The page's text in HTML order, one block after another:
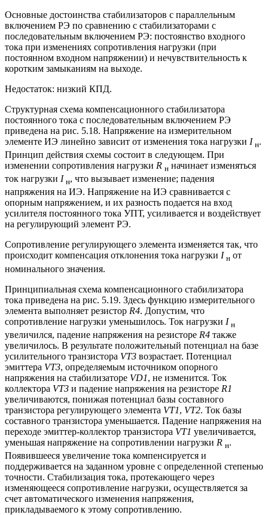
Основные достоинства стабилизаторов с параллельным
включением РЭ по сравнению с стабилизаторами с
последовательным включением РЭ: постоянство входного
тока при изменениях сопротивления нагрузки (при
постоянном входном напряжении) и нечувствительность к
коротким замыканиям на выходе.
Недостаток: низкий КПД.
Структурная схема компенсационного стабилизатора
постоянного тока с последовательным включением РЭ
приведена на рис. 5.18. Напряжение на измерительном
элементе ИЭ линейно зависит от изменения тока нагрузки I н.
Принцип действия схемы состоит в следующем. При
изменении сопротивления нагрузки R н начинает изменяться
ток нагрузки I н, что вызывает изменение; падения
напряжения на ИЭ. Напряжение на ИЭ сравнивается с
опорным напряжением, и их разность подается на вход
усилителя постоянного тока УПТ, усиливается и воздействует
на регулирующий элемент РЭ.
Сопротивление регулирующего элемента изменяется так, что
происходит компенсация отклонения тока нагрузки I н от
номинального значения.
Принципиальная схема компенсационного стабилизатора
тока приведена на рис. 5.19. Здесь функцию измерительного
элемента выполняет резистор R4. Допустим, что
сопротивление нагрузки уменьшилось. Ток нагрузки I н
увеличился, падение напряжения на резисторе R4 также
увеличилось. В результате положительный потенциал на базе
усилительного транзистора VT3 возрастает. Потенциал
эмиттера VT3, определяемым источником опорного
напряжения на стабилизаторе VD1, не изменится. Ток
коллектора VT3 и падение напряжения на резисторе R1
увеличиваются, понижая потенциал базы составного
транзистора регулирующего элемента VT1, VT2. Ток базы
составного транзистора уменьшается. Падение напряжения на
переходе эмиттер-коллектор транзистора VT1 увеличивается,
уменьшая напряжение на сопротивлении нагрузки R н.
Появившееся увеличение тока компенсируется и
поддерживается на заданном уровне с определенной степенью
точности. Стабилизация тока, протекающего через
изменяющееся сопротивление нагрузки, осуществляется за
счет автоматического изменения напряжения,
прикладываемого к этому сопротивлению.